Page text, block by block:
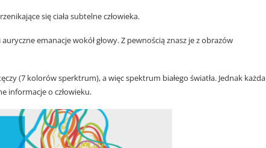
się ciała subtelne człowieka.
emanacje wokół głowy. Z pewnością znasz je z obrazów
(7 kolorów sperktrum), a więc spektrum białego światła. Jednak każda
informacje o człowieku.